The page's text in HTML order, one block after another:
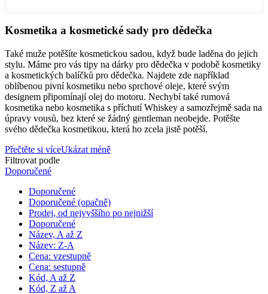
Kosmetika a kosmetické sady pro dědečka
Také muže potěšíte kosmetickou sadou, když bude laděna do jejich
stylu. Máme pro vás tipy na dárky pro dědečka v podobě kosmetiky
a kosmetických balíčků pro dědečka. Najdete zde například
oblíbenou pivní kosmetiku nebo sprchové oleje, které svým
designem připomínají olej do motoru. Nechybí také rumová
kosmetika nebo kosmetika s příchutí Whiskey a samozřejmě sada na
úpravy vousů, bez které se žádný gentleman neobejde. Potěšte
svého dědečka kosmetikou, která ho zcela jistě potěší.
Přečtěte si víceUkázat méně
Filtrovat podle
Doporučené
Doporučené
Doporučené (opačně)
Prodej, od nejvyššího po nejnižší
Doporučené
Název, A až Z
Název: Z-A
Cena: vzestupně
Cena: sestupně
Kód, A až Z
Kód, Z až A